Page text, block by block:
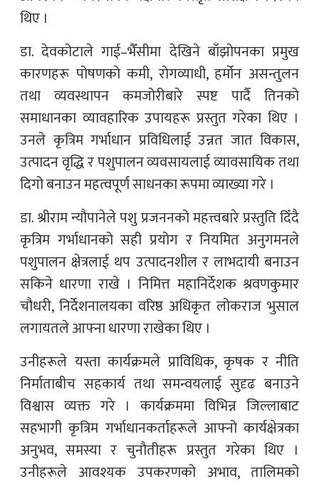
थिए ।
डा. देवकोटाले गाई–भैँसीमा देखिने बाँझोपनका प्रमुख
कारणहरू पोषणको कमी, रोगव्याधी, हर्मोन असन्तुलन
तथा व्यवस्थापन कमजोरीबारे स्पष्ट पार्दै तिनको
समाधानका व्यावहारिक उपायहरू प्रस्तुत गरेका थिए ।
उनले कृत्रिम गर्भाधान प्रविधिलाई उन्नत जात विकास,
उत्पादन वृद्धि र पशुपालन व्यवसायलाई व्यावसायिक तथा
दिगो बनाउन महत्वपूर्ण साधनका रूपमा व्याख्या गरे ।
डा. श्रीराम न्यौपानेले पशु प्रजननको महत्त्वबारे प्रस्तुति दिँदै
कृत्रिम गर्भाधानको सही प्रयोग र नियमित अनुगमनले
पशुपालन क्षेत्रलाई थप उत्पादनशील र लाभदायी बनाउन
सकिने धारणा राखे । निमित्त महानिर्देशक श्रवणकुमार
चौधरी, निर्देशनालयका वरिष्ठ अधिकृत लोकराज भुसाल
लगायतले आफ्ना धारणा राखेका थिए ।
उनीहरूले यस्ता कार्यक्रमले प्राविधिक, कृषक र नीति
निर्माताबीच सहकार्य तथा समन्वयलाई सुदृढ बनाउने
विश्वास व्यक्त गरे । कार्यक्रममा विभिन्न जिल्लाबाट
सहभागी कृत्रिम गर्भाधानकर्ताहरूले आफ्नो कार्यक्षेत्रका
अनुभव, समस्या र चुनौतीहरू प्रस्तुत गरेका थिए ।
उनीहरूले आवश्यक उपकरणको अभाव, तालिमको